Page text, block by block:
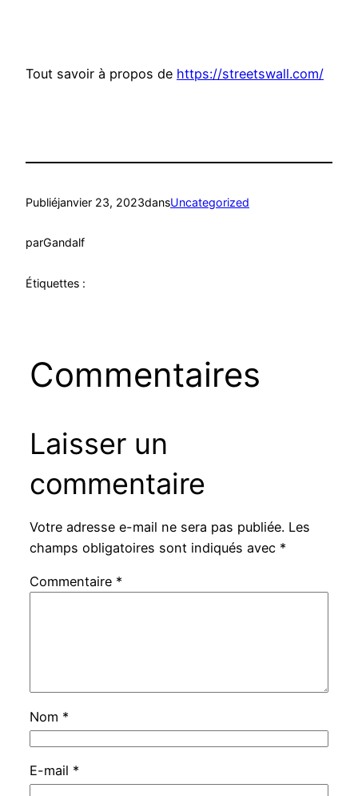
Tout savoir à propos de https://streetswall.com/
Publiéjanvier 23, 2023dansUncategorized
parGandalf
Étiquettes :
Commentaires
Laisser un
commentaire
Votre adresse e-mail ne sera pas publiée. Les
champs obligatoires sont indiqués avec *
Commentaire *
Nom *
E-mail *